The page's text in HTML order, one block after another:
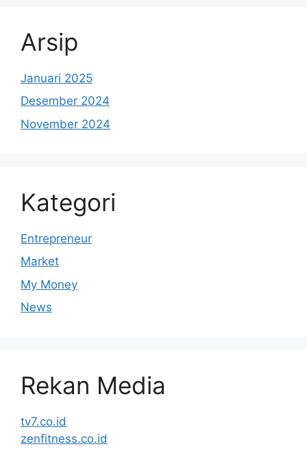
Arsip
Januari 2025
Desember 2024
November 2024
Kategori
Entrepreneur
Market
My Money
News
Rekan Media
tv7.co.id
zenfitness.co.id